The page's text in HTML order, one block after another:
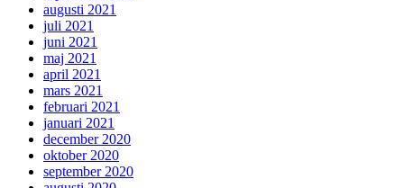
augusti 2021
juli 2021
juni 2021
maj 2021
april 2021
mars 2021
februari 2021
januari 2021
december 2020
oktober 2020
september 2020